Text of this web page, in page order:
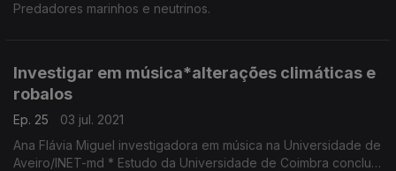
Predadores marinhos e neutrinos.
Investigar em música*alterações climáticas e
robalos
Ep. 25
03 jul. 2021
Ana Flávia Miguel investigadora em música na Universidade de
Aveiro/INET-md * Estudo da Universidade de Coimbra conclui